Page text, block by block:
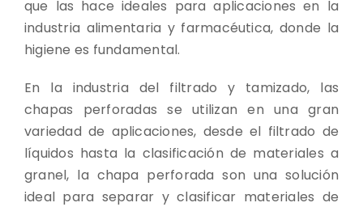
que las hace ideales para aplicaciones en la
industria alimentaria y farmacéutica, donde la
higiene es fundamental.
En la industria del filtrado y tamizado, las
chapas perforadas se utilizan en una gran
variedad de aplicaciones, desde el filtrado de
líquidos hasta la clasificación de materiales a
granel, la chapa perforada son una solución
ideal para separar y clasificar materiales de